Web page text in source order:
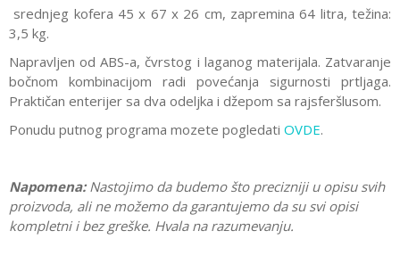
srednjeg kofera 45 x 67 x 26 cm, zapremina 64 litra, težina:
3,5 kg.
Napravljen od ABS-a, čvrstog i laganog materijala. Zatvaranje
bočnom kombinacijom radi povećanja sigurnosti prtljaga.
Praktičan enterijer sa dva odeljka i džepom sa rajsferšlusom.
Ponudu putnog programa mozete pogledati OVDE.
Napomena:Nastojimo da budemo što precizniji u opisu svih
proizvoda, ali ne možemo da garantujemo da su svi opisi
kompletni i bez greške. Hvala na razumevanju.